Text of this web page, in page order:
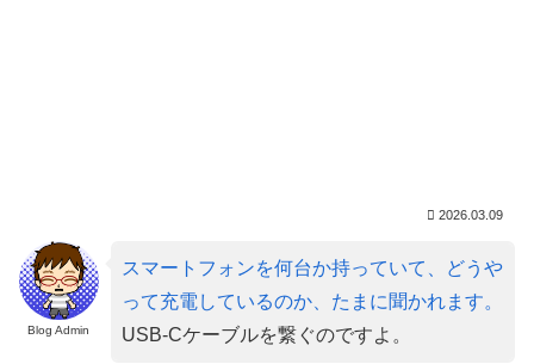
2026.03.09
Blog Admin
スマートフォンを何台か持っていて、どうや
って充電しているのか、たまに聞かれます。
USB-Cケーブルを繋ぐのですよ。